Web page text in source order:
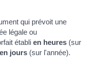
qui prévoit une
légale ou
établien heures (sur
en jours (sur l'année).